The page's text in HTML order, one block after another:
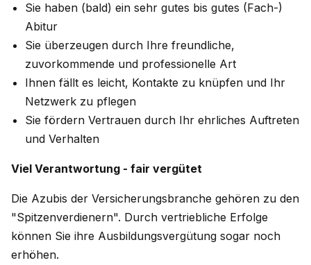
Sie haben (bald) ein sehr gutes bis gutes (Fach-)
Abitur
Sie überzeugen durch Ihre freundliche,
zuvorkommende und professionelle Art
Ihnen fällt es leicht, Kontakte zu knüpfen und Ihr
Netzwerk zu pflegen
Sie fördern Vertrauen durch Ihr ehrliches Auftreten
und Verhalten
Viel Verantwortung - fair vergütet
Die Azubis der Versicherungsbranche gehören zu den
"Spitzenverdienern". Durch vertriebliche Erfolge
können Sie ihre Ausbildungsvergütung sogar noch
erhöhen.